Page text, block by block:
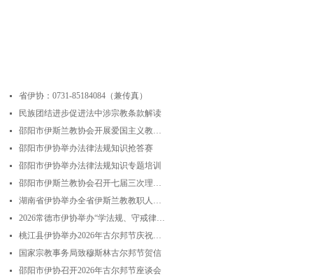
넷 省伊协：0731-85184084（兼传真）
넷 民族团结进步促进法中涉宗教条款解读
넷 邵阳市伊斯兰教协会开展爱国主义教育实践暨中华优秀传统文化研学活动
넷 邵阳市伊协举办法律法规知识抢答赛
넷 邵阳市伊协举办法律法规知识专题培训
넷 邵阳市伊斯兰教协会召开七届三次理事会
넷 湖南省伊协举办全省伊斯兰教教职人员解经培训暨“学法规、守戒律、重修为、树形象”主题演讲比赛
넷 2026常德市伊协举办“学法规、守戒律、重修为、树形象”专题阿訇培训班 暨阿訇演讲交流赛
넷 桃江县伊协举办2026年古尔邦节庆祝活动
넷 国家宗教事务局致穆斯林古尔邦节贺信
넷 邵阳市伊协召开2026年古尔邦节座谈会